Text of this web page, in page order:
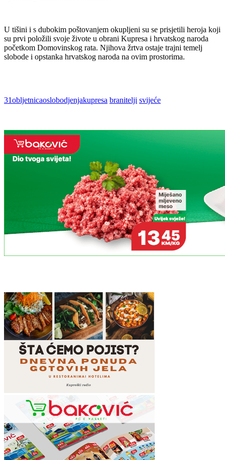
U tišini i s dubokim poštovanjem okupljeni su se prisjetili heroja koji
su prvi položili svoje živote u obrani Kupresa i hrvatskog naroda
početkom Domovinskog rata. Njihova žrtva ostaje trajni temelj
slobode i opstanka hrvatskog naroda na ovim prostorima.
31obljetnicaoslobodjenjakupresa branitelji svijeće